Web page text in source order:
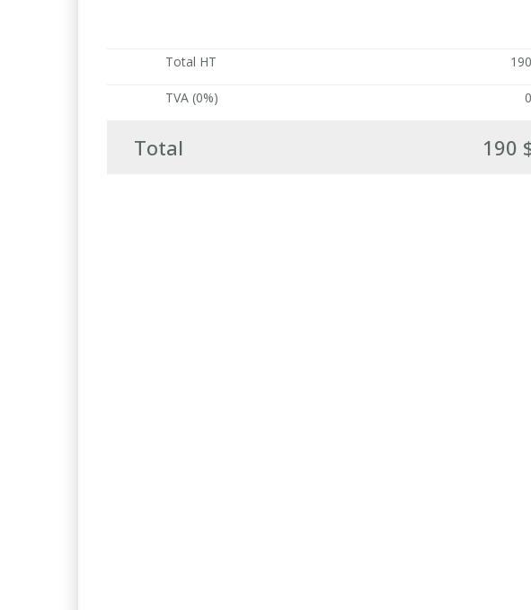
Total HT
TVA (0%)
Total 190